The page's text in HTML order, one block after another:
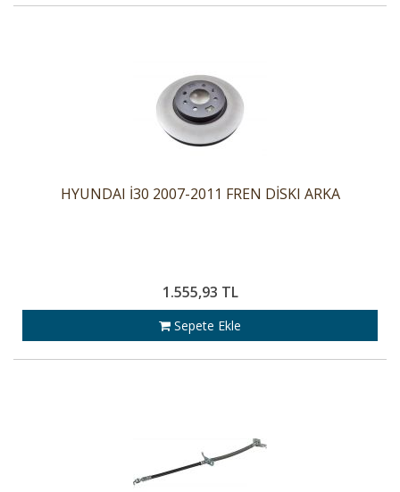
HYUNDAI İ30 2007-2011 FREN DİSKI ARKA
1.555,93 TL
Sepete Ekle